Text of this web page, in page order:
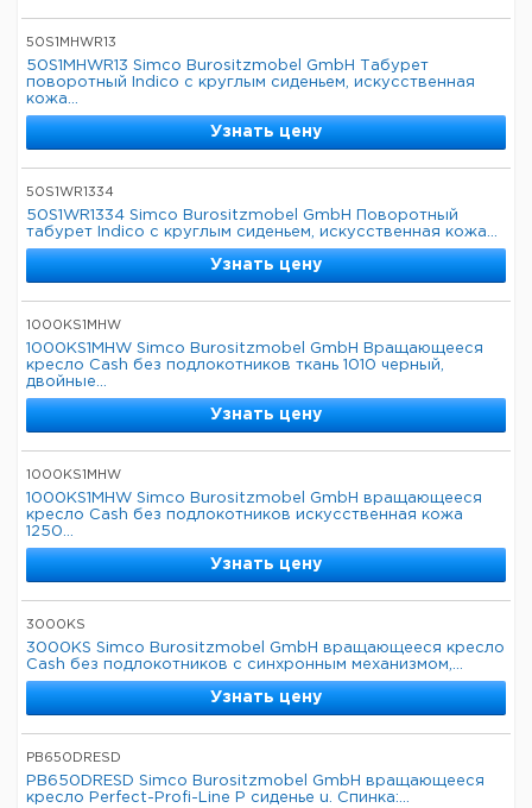
50S1MHWR13
50S1MHWR13 Simco Burositzmobel GmbH Табурет
поворотный Indico с круглым сиденьем, искусственная
кожа...
Узнать цену
50S1WR1334
50S1WR1334 Simco Burositzmobel GmbH Поворотный
табурет Indico с круглым сиденьем, искусственная кожа...
Узнать цену
1000KS1MHW
1000KS1MHW Simco Burositzmobel GmbH Вращающееся
кресло Cash без подлокотников ткань 1010 черный,
двойные...
Узнать цену
1000KS1MHW
1000KS1MHW Simco Burositzmobel GmbH вращающееся
кресло Cash без подлокотников искусственная кожа
1250...
Узнать цену
3000KS
3000KS Simco Burositzmobel GmbH вращающееся кресло
Cash без подлокотников с синхронным механизмом,...
Узнать цену
PB650DRESD
PB650DRESD Simco Burositzmobel GmbH вращающееся
кресло Perfect-Profi-Line P сиденье u. Спинка:...